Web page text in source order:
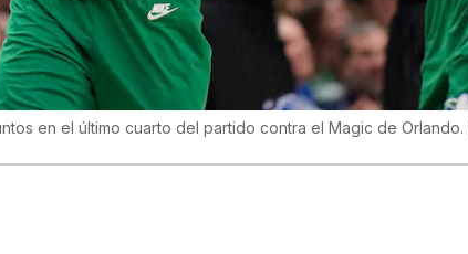
en el último cuarto del partido contra el Magic de Orlando.